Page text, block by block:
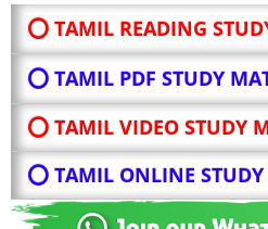
⭕ TAMIL READING
⭕ TAMIL PDF STUDY
⭕ TAMIL VIDEO STUDY
⭕ TAMIL ONLINE